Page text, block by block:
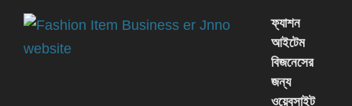
ফ্যাশন
আইটেম
বিজনেসের
জন্য
ওয়েবসাইট